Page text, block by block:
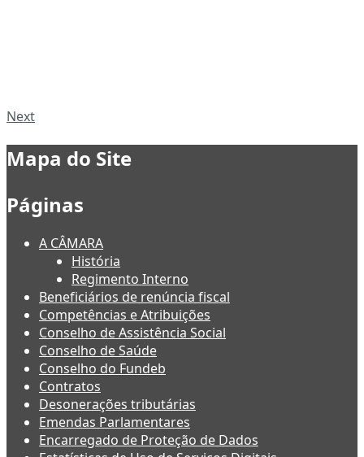
Next
Mapa do Site
Páginas
A CÂMARA
História
Regimento Interno
Beneficiários de renúncia fiscal
Competências e Atribuições
Conselho de Assistência Social
Conselho de Saúde
Conselho do Fundeb
Contratos
Desonerações tributárias
Emendas Parlamentares
Encarregado de Proteção de Dados